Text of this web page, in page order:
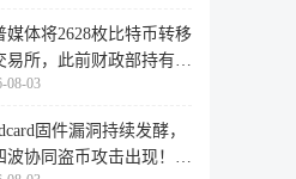
媒体将2628枚比特币转移
易所，此前财政部持有的
08-03
固件漏洞持续发酵，
波协同盗币攻击出现！